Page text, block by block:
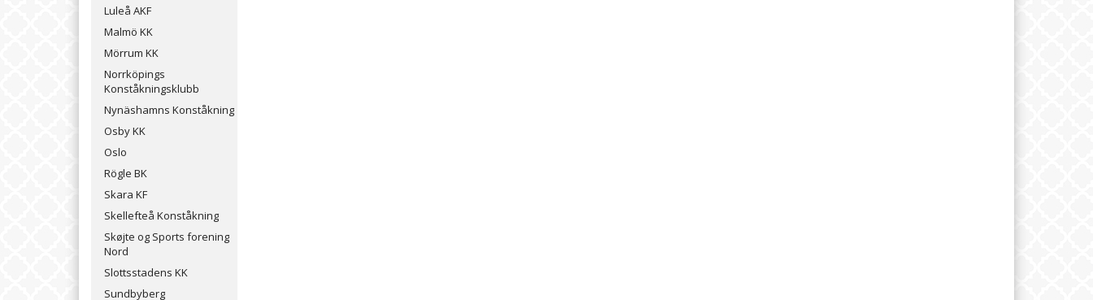
Luleå AKF
Malmö KK
Mörrum KK
Norrköpings
Konståkningsklubb
Nynäshamns Konståkning
Osby KK
Oslo
Rögle BK
Skara KF
Skellefteå Konståkning
Skøjte og Sports forening
Nord
Slottsstadens KK
Sundbyberg